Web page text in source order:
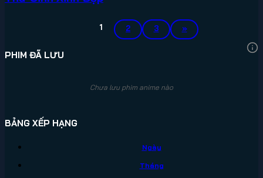
1 2 3 »
PHIM ĐÃ LƯU
Chưa lưu phim anime nào
BẢNG XẾP HẠNG
Ngày
Tháng